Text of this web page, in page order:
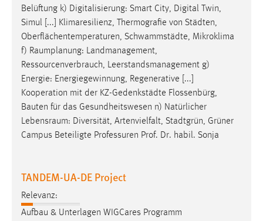
Belüftung k) Digitalisierung: Smart City, Digital Twin,
Simul [...] Klimaresilienz, Thermografie von Städten,
Oberflächentemperaturen, Schwammstädte, Mikroklima
f) Raumplanung: Landmanagement,
Ressourcenverbrauch, Leerstandsmanagement g)
Energie: Energiegewinnung, Regenerative [...]
Kooperation mit der KZ-Gedenkstädte Flossenbürg,
Bauten für das Gesundheitswesen n) Natürlicher
Lebensraum: Diversität, Artenvielfalt, Stadtgrün, Grüner
Campus Beteiligte Professuren Prof. Dr. habil. Sonja
TANDEM-UA-DE Project
Relevanz:
Aufbau & Unterlagen WIGCares Programm